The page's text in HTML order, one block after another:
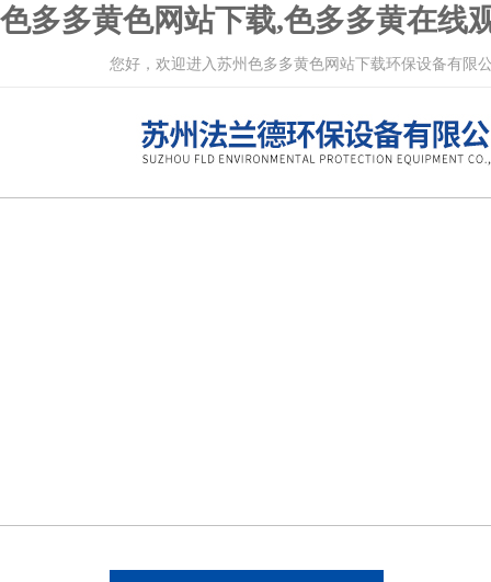
色多多黄色网站下载,色多多黄在线
您好，欢迎进入苏州色多多黄色网站下载环保设备有限公